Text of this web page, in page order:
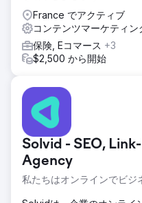
France でアクティブ
コンテンツマーケティ
保険, Eコマース +3
$2,500 から開始
Solvid - SEO,
Agency
私たちはオンラインでビジ